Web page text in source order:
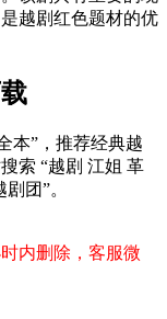
越剧红色题材的优
本”，推荐经典越
索 “越剧 江姐 革
团”。
内删除，客服微